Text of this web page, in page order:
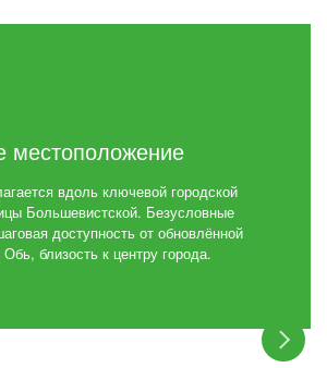
местоположение
вдоль ключевой городской
Большевистской. Безусловные
доступность от обновлённой
близость к центру города.